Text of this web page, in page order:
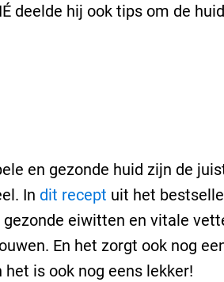
deelde hij ook tips om de
en gezonde huid zijn de
In dit recept uit het
gezonde eiwitten en vitale
En het zorgt ook nog
het is ook nog eens lekker!